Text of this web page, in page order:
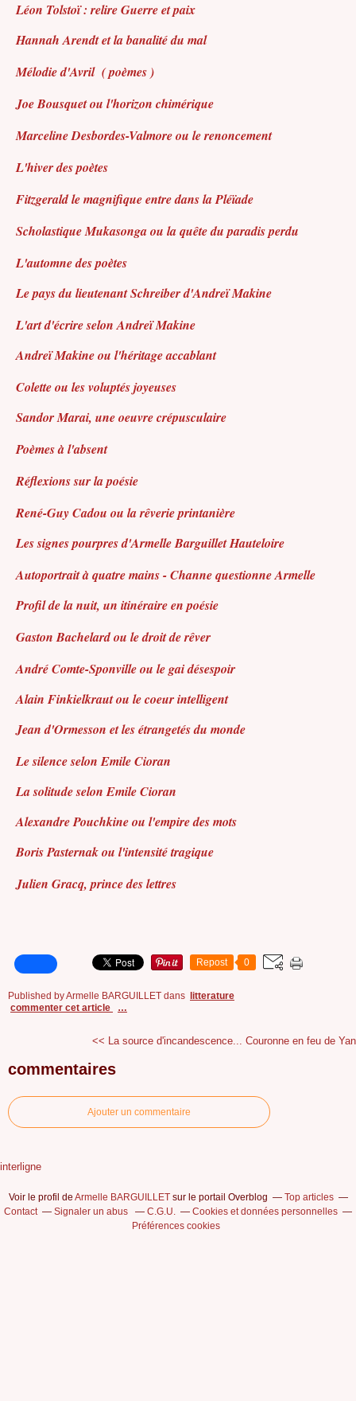
Léon Tolstoï : relire Guerre et paix
Hannah Arendt et la banalité du mal
Mélodie d'Avril( poèmes )
Joe Bousquet ou l'horizon chimérique
Marceline Desbordes-Valmore ou le renoncement
L'hiver des poètes
Fitzgerald le magnifique entre dans la Pléïade
Scholastique Mukasonga ou la quête du paradis perdu
L'automne des poètes
Le pays du lieutenant Schreiber d'Andreï Makine
L'art d'écrire selon Andreï Makine
Andreï Makine ou l'héritage accablant
Colette ou les voluptés joyeuses
Sandor Marai, une oeuvre crépusculaire
Poèmes à l'absent
Réflexions sur la poésie
René-Guy Cadou ou la rêverie printanière
Les signes pourpres d'Armelle Barguillet Hauteloire
Autoportrait à quatre mains - Channe questionne Armelle
Profil de la nuit, un itinéraire en poésie
Gaston Bachelard ou le droit de rêver
André Comte-Sponville ou le gai désespoir
Alain Finkielkraut ou le coeur intelligent
Jean d'Ormesson et les étrangetés du monde
Le silence selon Emile Cioran
La solitude selon Emile Cioran
Alexandre Pouchkine ou l'empire des mots
Boris Pasternak ou l'intensité tragique
Julien Gracq, prince des lettres
Repost 0
Published by Armelle BARGUILLET dans
litterature
commenter cet article
…
<< La source d'incandescence... Couronne en feu de
commentaires
Ajouter un commentaire
interligne
Voir le profil de Armelle BARGUILLETsur le portail Overblog
Top articles
Contact
Signaler un abus C.G.U.
Cookies et données personnelles
Préférences cookies